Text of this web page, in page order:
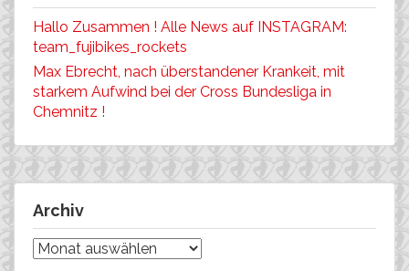
Hallo Zusammen ! Alle News auf INSTAGRAM:
team_fujibikes_rockets
Max Ebrecht, nach überstandener Krankeit, mit
starkem Aufwind bei der Cross Bundesliga in
Chemnitz !
Archiv
Archiv